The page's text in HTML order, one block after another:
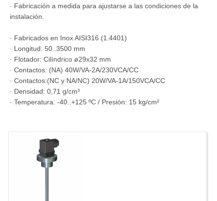
· Fabricación a medida para ajustarse a las condiciones de la
instalación.
· Fabricados en Inox AISI316 (1.4401)
· Longitud: 50..3500 mm
· Flotador: Cilíndrico ø29x32 mm
· Contactos: (NA) 40W/VA-2A/230VCA/CC
· Contactos:(NC y NA/NC) 20W/VA-1A/150VCA/CC
· Densidad: 0,71 g/cm³
· Temperatura: -40..+125 ºC / Presión: 15 kg/cm²